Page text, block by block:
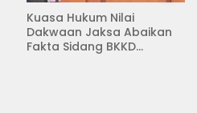
Kuasa Hukum Nilai
Dakwaan Jaksa Abaikan
Fakta Sidang BKKD